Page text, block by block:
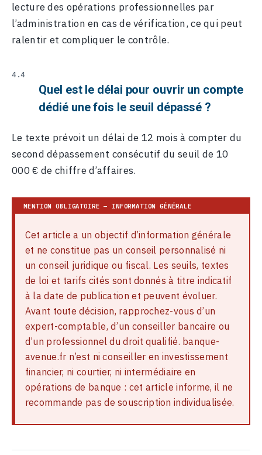
lecture des opérations professionnelles par
l’administration en cas de vérification, ce qui peut
ralentir et compliquer le contrôle.
Quel est le délai pour ouvrir un compte
dédié une fois le seuil dépassé ?
Le texte prévoit un délai de 12 mois à compter du
second dépassement consécutif du seuil de 10
000 € de chiffre d’affaires.
Cet article a un objectif d’information générale
et ne constitue pas un conseil personnalisé ni
un conseil juridique ou fiscal. Les seuils, textes
de loi et tarifs cités sont donnés à titre indicatif
à la date de publication et peuvent évoluer.
Avant toute décision, rapprochez-vous d’un
expert-comptable, d’un conseiller bancaire ou
d’un professionnel du droit qualifié. banque-
avenue.fr n’est ni conseiller en investissement
financier, ni courtier, ni intermédiaire en
opérations de banque : cet article informe, il ne
recommande pas de souscription individualisée.